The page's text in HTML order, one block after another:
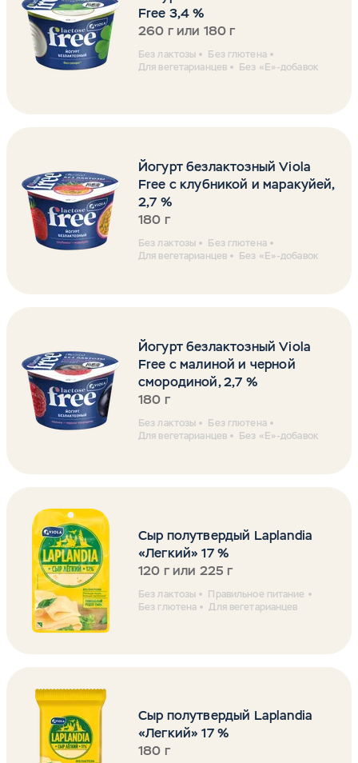
Free 3,4 %
260 г или 180 г
Без лактозы
Без глютена
Для вегетарианцев
Без «Е»-добавок
Йогурт безлактозный Viola
Free с клубникой и маракуйей,
2,7 %
180 г
Без лактозы
Без глютена
Для вегетарианцев
Без «Е»-добавок
Йогурт безлактозный Viola
Free с малиной и черной
смородиной, 2,7 %
180 г
Без лактозы
Без глютена
Для вегетарианцев
Без «Е»-добавок
Сыр полутвердый Laplandia
«Легкий» 17 %
120 г или 225 г
Без лактозы
Правильное питание
Без глютена
Для вегетарианцев
Сыр полутвердый Laplandia
«Легкий» 17 %
180 г